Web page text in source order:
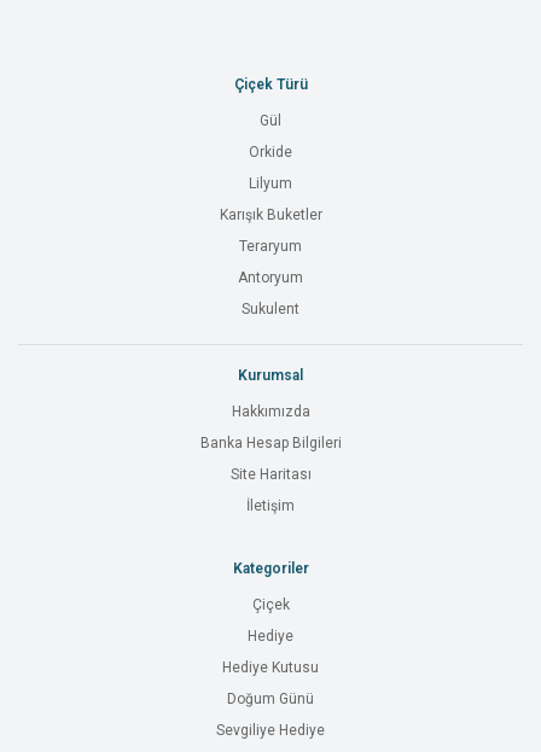
Çiçek Türü
Gül
Orkide
Lilyum
Karışık Buketler
Teraryum
Antoryum
Sukulent
Kurumsal
Hakkımızda
Banka Hesap Bilgileri
Site Haritası
İletişim
Kategoriler
Çiçek
Hediye
Hediye Kutusu
Doğum Günü
Sevgiliye Hediye